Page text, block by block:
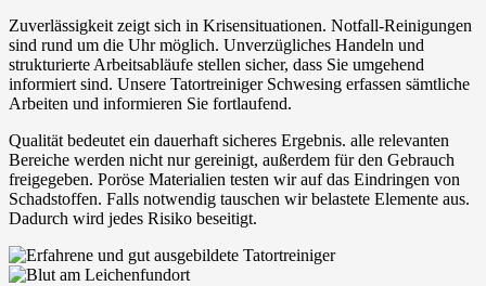
Zuverlässigkeit zeigt sich in Krisensituationen. Notfall-Reinigungen
sind rund um die Uhr möglich. Unverzügliches Handeln und
strukturierte Arbeitsabläufe stellen sicher, dass Sie umgehend
informiert sind. Unsere Tatortreiniger Schwesing erfassen sämtliche
Arbeiten und informieren Sie fortlaufend.
Qualität bedeutet ein dauerhaft sicheres Ergebnis. alle relevanten
Bereiche werden nicht nur gereinigt, außerdem für den Gebrauch
freigegeben. Poröse Materialien testen wir auf das Eindringen von
Schadstoffen. Falls notwendig tauschen wir belastete Elemente aus.
Dadurch wird jedes Risiko beseitigt.